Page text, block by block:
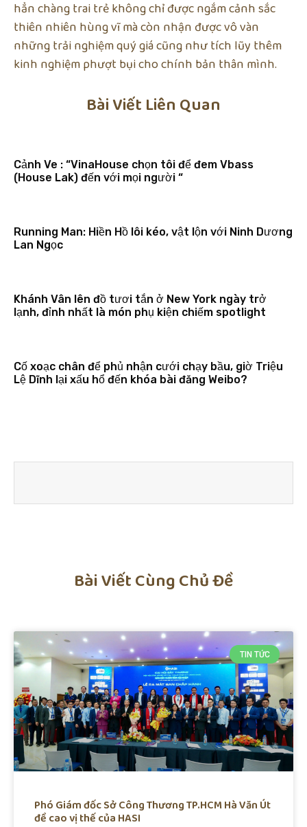
hẳn chàng trai trẻ không chỉ được ngắm cảnh sắc
thiên nhiên hùng vĩ mà còn nhận được vô vàn
những trải nghiệm quý giá cũng như tích lũy thêm
kinh nghiệm phượt bụi cho chính bản thân mình.
Bài Viết Liên Quan
Cảnh Ve : “VinaHouse chọn tôi để đem Vbass
(House Lak) đến với mọi người “
Running Man: Hiền Hồ lôi kéo, vật lộn với Ninh Dương
Lan Ngọc
Khánh Vân lên đồ tươi tắn ở New York ngày trở
lạnh, đỉnh nhất là món phụ kiện chiếm spotlight
Cố xoạc chân để phủ nhận cưới chạy bầu, giờ Triệu
Lệ Dĩnh lại xấu hổ đến khóa bài đăng Weibo?
Bài Viết Cùng Chủ Đề
TIN TỨC
Phó Giám đốc Sở Công Thương TP.HCM Hà Văn Út
đề cao vị thế của HASI